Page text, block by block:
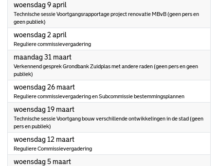
woensdag 9 april
Technische sessie Voortgangsrapportage project renovatie MBvB (geen pers en
geen publiek)
woensdag 2 april
Reguliere commissievergadering
maandag 31 maart2025
Verkennend gesprek Grondbank Zuidplas met andere raden (geen pers en geen
publiek)
woensdag 26 maart2025
Reguliere commissievergadering en Subcommissie bestemmingsplannen
woensdag 19 maart2025
Technische sessie Voortgang bouw verschillende ontwikkelingen in de stad (geen
pers en publiek)
woensdag 12 maart2025
Reguliere Commissievergadering
woensdag 5 maart2025